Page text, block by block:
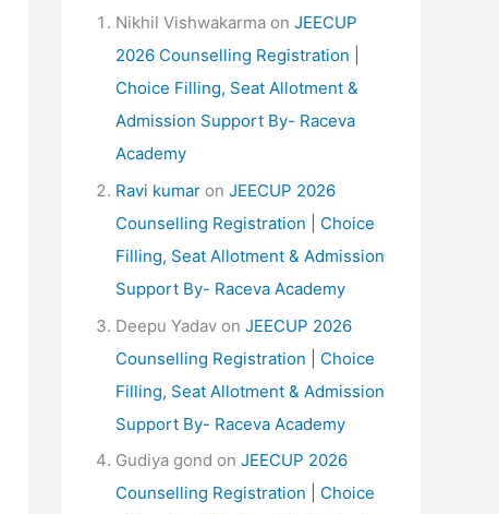
Nikhil Vishwakarma on JEECUP
2026 Counselling Registration |
Choice Filling, Seat Allotment &
Admission Support By- Raceva
Academy
Ravi kumar on JEECUP 2026
Counselling Registration | Choice
Filling, Seat Allotment & Admission
Support By- Raceva Academy
Deepu Yadav on JEECUP 2026
Counselling Registration | Choice
Filling, Seat Allotment & Admission
Support By- Raceva Academy
Gudiya gond on JEECUP 2026
Counselling Registration | Choice